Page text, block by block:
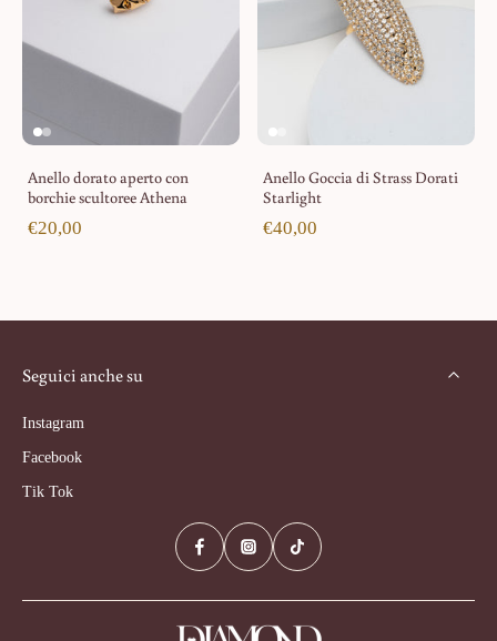
Anello dorato aperto con
borchie scultoree Athena
€20,00
Anello Goccia di Strass Dorati
Starlight
€40,00
Seguici anche su
Instagram
Facebook
Tik Tok